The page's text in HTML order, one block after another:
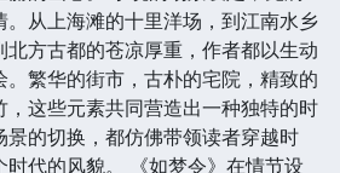
。从上海滩的十里洋场，到江南水乡
北方古都的苍凉厚重，作者都以生动
。繁华的街市，古朴的宅院，精致的
，这些元素共同营造出一种独特的时
景的切换，都仿佛带领读者穿越时
时代的风貌。 《如梦令》在情节设